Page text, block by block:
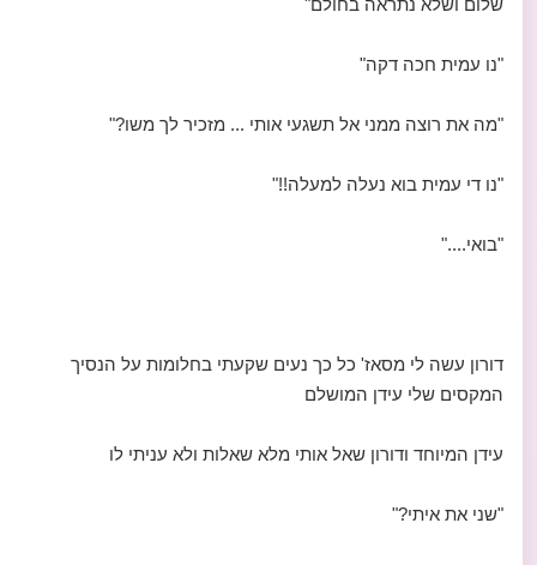
שלום ושלא נתראה בחולם"
"נו עמית חכה דקה"
"מה את רוצה ממני אל תשגעי אותי ... מזכיר לך משו?"
"נו די עמית בוא נעלה למעלה!!"
"בואי...."
דורון עשה לי מסאז' כל כך נעים שקעתי בחלומות על הנסיך
המקסים שלי עידן המושלם
עידן המיוחד ודורון שאל אותי מלא שאלות ולא עניתי לו
"שני את איתי?"